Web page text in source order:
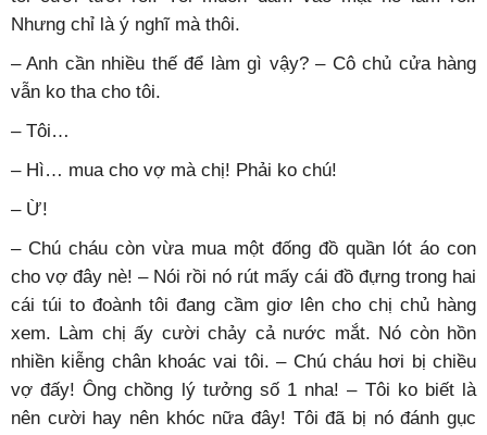
Nhưng chỉ là ý nghĩ mà thôi.
– Anh cần nhiều thế để làm gì vậy? – Cô chủ cửa hàng
vẫn ko tha cho tôi.
– Tôi…
– Hì… mua cho vợ mà chị! Phải ko chú!
– Ừ!
– Chú cháu còn vừa mua một đống đồ quần lót áo con
cho vợ đây nè! – Nói rồi nó rút mấy cái đồ đựng trong hai
cái túi to đoành tôi đang cầm giơ lên cho chị chủ hàng
xem. Làm chị ấy cười chảy cả nước mắt. Nó còn hồn
nhiền kiễng chân khoác vai tôi. – Chú cháu hơi bị chiều
vợ đấy! Ông chồng lý tưởng số 1 nha! – Tôi ko biết là
nên cười hay nên khóc nữa đây! Tôi đã bị nó đánh gục